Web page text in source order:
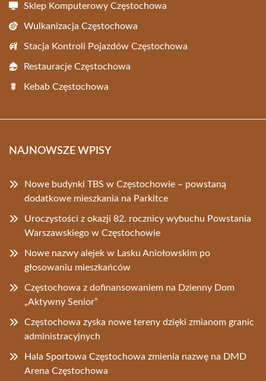
Sklep Komputerowy Częstochowa
Wulkanizacja Częstochowa
Stacja Kontroli Pojazdów Częstochowa
Restauracje Częstochowa
Kebab Częstochowa
NAJNOWSZE WPISY
Nowe budynki TBS w Częstochowie – powstaną
dodatkowe mieszkania na Parkitce
Uroczystości z okazji 82. rocznicy wybuchu Powstania
Warszawskiego w Częstochowie
Nowe nazwy alejek w Lasku Aniołowskim po
głosowaniu mieszkańców
Częstochowa z dofinansowaniem na Dzienny Dom
„Aktywny Senior”
Częstochowa zyska nowe tereny dzięki zmianom granic
administracyjnych
Hala Sportowa Częstochowa zmienia nazwę na DMD
Arena Częstochowa